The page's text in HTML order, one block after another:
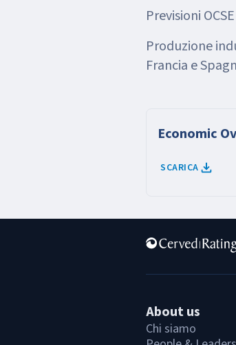
Previsioni
Produzione
Francia e
Economic
SCARICA
About us
Chi siamo